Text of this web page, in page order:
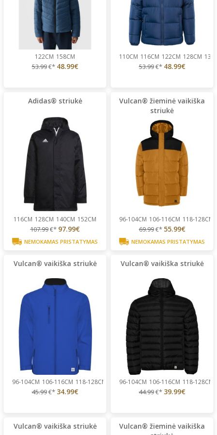
122CM 158CM
53.99€* 48.99€
110CM 116CM 122CM 128CM
53.99€* 48.99€
Adidas® striukė
116CM 128CM 140CM 152CM
107.99€* 97.99€
NEMOKAMAS PRISTATYMAS
Vulcan® žieminė vaikiška
striukė
96-104CM 106-116CM 118-128CM
69.99€* 55.99€
NEMOKAMAS PRISTATYMAS
Vulcan® vaikiška striukė
96-104CM 106-116CM 118-128CM 130-140CM 142-152CM...
45.99€* 34.99€
Vulcan® vaikiška striukė
96-104CM 106-116CM 118-128CM
44.99€* 39.99€
Vulcan® vaikiška striukė
Vulcan® žieminė vaikiška